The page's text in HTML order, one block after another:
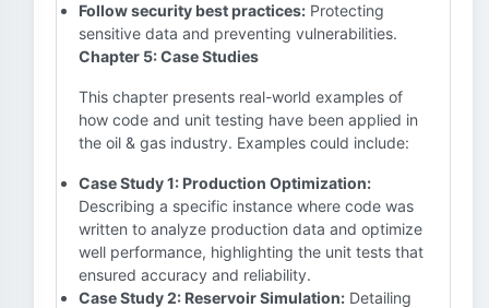
Follow security best practices: Protecting
sensitive data and preventing vulnerabilities.
Chapter 5: Case Studies
This chapter presents real-world examples of
how code and unit testing have been applied in
the oil & gas industry. Examples could include:
Case Study 1: Production Optimization:
Describing a specific instance where code was
written to analyze production data and optimize
well performance, highlighting the unit tests that
ensured accuracy and reliability.
Case Study 2: Reservoir Simulation: Detailing